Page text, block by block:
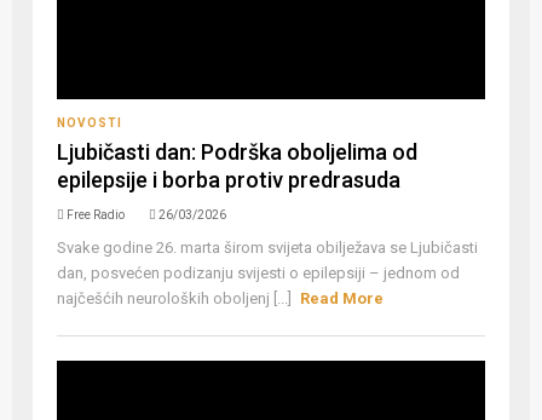
NOVOSTI
Ljubičasti dan: Podrška oboljelima od
epilepsije i borba protiv predrasuda
Free Radio 26/03/2026
Svake godine 26. marta širom svijeta obilježava se Ljubičasti
dan, posvećen podizanju svijesti o epilepsiji – jednom od
najčešćih neuroloških oboljenj [...]
Read More